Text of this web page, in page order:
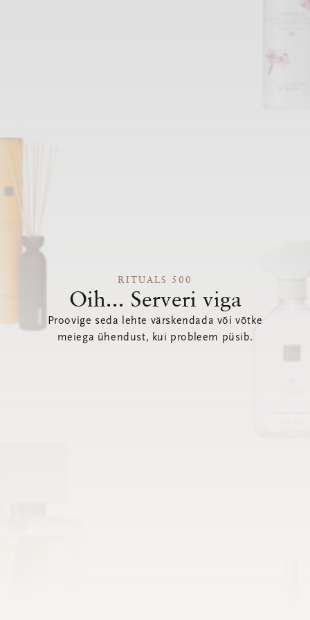
RITUALS 500
Oih... Serveri viga
Proovige seda lehte värskendada või võtke
meiega ühendust, kui probleem püsib.